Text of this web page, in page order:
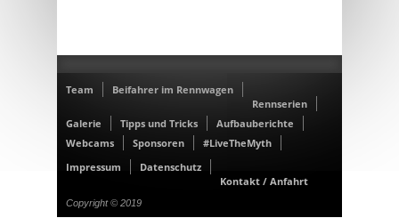
Team
Beifahrer im Rennwagen
Rennserien
Galerie
Tipps und Tricks
Aufbauberichte
Webcams
Sponsoren
#LiveTheMyth
Impressum
Datenschutz
Kontakt / Anfahrt
Copyright © 2019